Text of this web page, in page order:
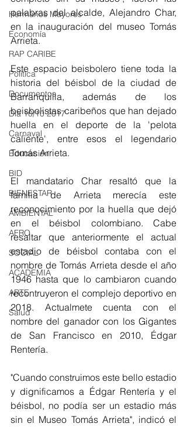
Hermanos Mayores
Economía
RAP CARIBE
Política
Documentos
Día 10/10 2017
Carnaval
Educación
BID
BIENESTAR
AMBIENTAL
AFRO
SOCIAL
ACADEMIA
ARTE
Salud
palabras del alcalde, Alejandro Char,
en la inauguración del museo Tomás
Arrieta.
Este espacio beisbolero tiene toda la
historia del béisbol de la ciudad de
Barranquilla, además de los
beisbolistas caribeños que han dejado
huella en el deporte de la 'pelota
caliente', entre esos el legendario
Tomás Arrieta.
El mandatario Char resaltó que la
familia de Arrieta merecía este
reconocimiento por la huella que dejó
en el béisbol colombiano. Cabe
resaltar que anteriormente el actual
estadio de béisbol contaba con el
nombre de Tomás Arrieta desde el año
1946 hasta que lo cambiaron cuando
recontruyeron el complejo deportivo en
2018. Actualmete cuenta con el
nombre del ganador con los Gigantes
de San Francisco en 2010, Édgar
Rentería.
"Cuando construimos este bello estadio
y dignificamos a Édgar Rentería y el
béisbol, no podía ser un estadio más
sin el Museo Tomás Arrieta", indicó el